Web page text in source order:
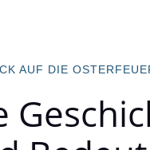
AUF DIE